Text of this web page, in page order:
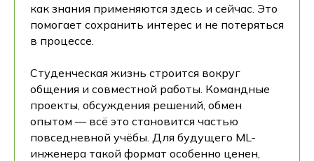
как знания применяются здесь и сейчас. Это
помогает сохранить интерес и не потеряться
в процессе.
Студенческая жизнь строится вокруг
общения и совместной работы. Командные
проекты, обсуждения решений, обмен
опытом — всё это становится частью
повседневной учёбы. Для будущего ML-
инженера такой формат особенно ценен,